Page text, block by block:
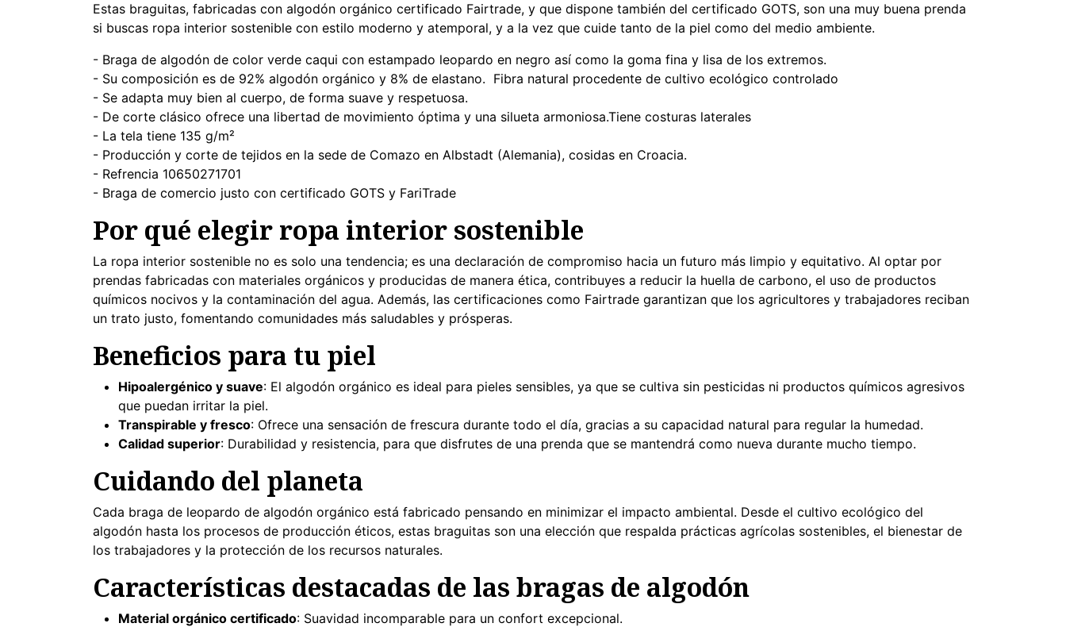
Estas braguitas, fabricadas con algodón orgánico certificado Fairtrade, y que dispone también del certificado GOTS, son una muy buena prenda
si buscas ropa interior sostenible con estilo moderno y atemporal, y a la vez que cuide tanto de la piel como del medio ambiente.
- Braga de algodón de color verde caqui con estampado leopardo en negro así como la goma fina y lisa de los extremos.
- Su composición es de 92% algodón orgánico y 8% de elastano. Fibra natural procedente de cultivo ecológico controlado
- Se adapta muy bien al cuerpo, de forma suave y respetuosa.
- De corte clásico ofrece una libertad de movimiento óptima y una silueta armoniosa.Tiene costuras laterales
- La tela tiene 135 g/m²
- Producción y corte de tejidos en la sede de Comazo en Albstadt (Alemania), cosidas en Croacia.
- Refrencia 10650271701
- Braga de comercio justo con certificado GOTS y FariTrade
Por qué elegir ropa interior sostenible
La ropa interior sostenible no es solo una tendencia; es una declaración de compromiso hacia un futuro más limpio y equitativo. Al optar por
prendas fabricadas con materiales orgánicos y producidas de manera ética, contribuyes a reducir la huella de carbono, el uso de productos
químicos nocivos y la contaminación del agua. Además, las certificaciones como Fairtrade garantizan que los agricultores y trabajadores reciban
un trato justo, fomentando comunidades más saludables y prósperas.
Beneficios para tu piel
Hipoalergénico y suave: El algodón orgánico es ideal para pieles sensibles, ya que se cultiva sin pesticidas ni productos químicos agresivos
que puedan irritar la piel.
Transpirable y fresco: Ofrece una sensación de frescura durante todo el día, gracias a su capacidad natural para regular la humedad.
Calidad superior: Durabilidad y resistencia, para que disfrutes de una prenda que se mantendrá como nueva durante mucho tiempo.
Cuidando del planeta
Cada braga de leopardo de algodón orgánico está fabricado pensando en minimizar el impacto ambiental. Desde el cultivo ecológico del
algodón hasta los procesos de producción éticos, estas braguitas son una elección que respalda prácticas agrícolas sostenibles, el bienestar de
los trabajadores y la protección de los recursos naturales.
Características destacadas de las bragas de algodón
Material orgánico certificado: Suavidad incomparable para un confort excepcional.